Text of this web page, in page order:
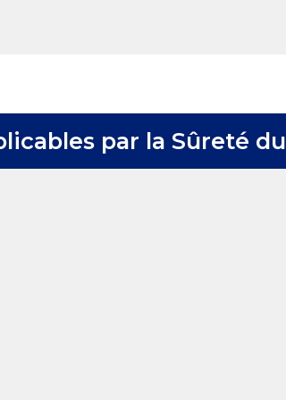
par la Sûreté